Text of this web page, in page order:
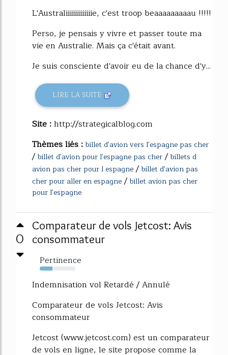
L'Australiiiiiiiiiiiiie, c'est troop beaaaaaaaaau !!!!!
Perso, je pensais y vivre et passer toute ma
vie en Australie. Mais ça c'était avant.
Je suis consciente d'avoir eu de la chance d'y...
LIRE LA SUITE
Site :http://strategicalblog.com
Thèmes liés : billet d'avion vers l'espagne pas cher
/ billet d'avion pour l'espagne pas cher/ billets d
avion pas cher pour l espagne/ billet d'avion pas
cher pour aller en espagne/ billet avion pas cher
pour l'espagne
0
Comparateur de vols Jetcost: Avis
consommateur
Pertinence
36%
Indemnisation vol Retardé / Annulé
Comparateur de vols Jetcost: Avis
consommateur
Jetcost (www.jetcost.com) est un comparateur
de vols en ligne, le site propose comme la